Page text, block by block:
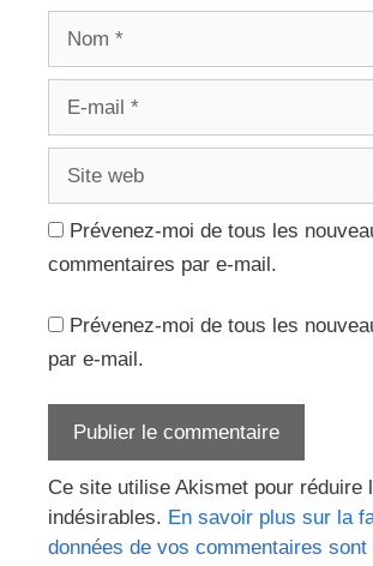
Prévenez-moi de tous les
commentaires par e-mail.
Prévenez-moi de tous les
par e-mail.
Ce site utilise Akismet pour réduire
indésirables. En savoir plus sur la
données de vos commentaires sont